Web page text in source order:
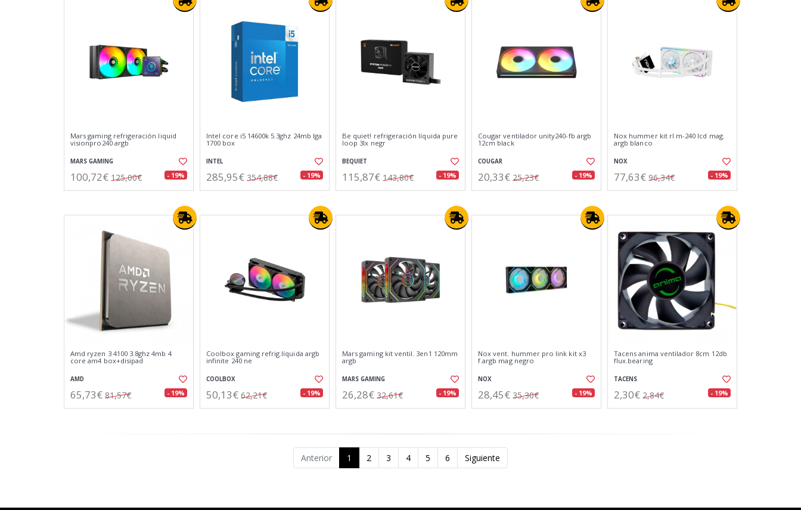
Mars gaming refrigeración liquid
visionpro240 argb
MARS GAMING
100,72€ 125,00€ - 19%
Intel core i5 14600k 5.3ghz 24mb lga
1700 box
INTEL
285,95€ 354,88€ - 19%
Be quiet! refrigeración líquida pure
loop 3lx negr
BEQUIET
115,87€ 143,80€ - 19%
Cougar ventilador unity240-fb argb
12cm black
COUGAR
20,33€ 25,23€ - 19%
Nox hummer kit rl m-240 lcd mag.
argb blanco
NOX
77,63€ 96,34€ - 19%
Amd ryzen 3 4100 3.8ghz 4mb 4
core am4 box+disipad
AMD
65,73€ 81,57€ - 19%
Coolbox gaming refrig.líquida argb
infinite 240 ne
COOLBOX
50,13€ 62,21€ - 19%
Mars gaming kit ventil. 3en1 120mm
argb
MARS GAMING
26,28€ 32,61€ - 19%
Nox vent. hummer pro link kit x3
f.argb mag negro
NOX
28,45€ 35,30€ - 19%
Tacens anima ventilador 8cm 12db
flux.bearing
TACENS
2,30€ 2,84€ - 19%
Anterior 1 2 3 4 5 6 Siguiente